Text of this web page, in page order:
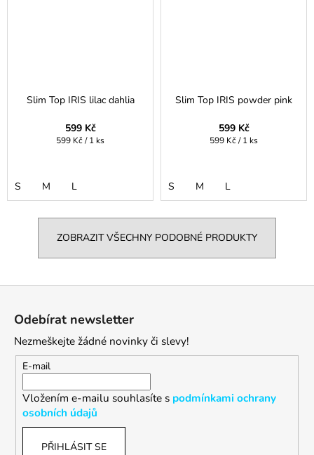
Slim Top IRIS lilac dahlia
599 Kč
Měrná
599 Kč / 1 ks
S M L
Slim Top IRIS powder pink
599 Kč
Měrná
599 Kč / 1 ks
S M L
ZOBRAZIT VŠECHNY PODOBNÉ PRODUKTY
Odebírat newsletter
Nezmeškejte žádné novinky či slevy!
E-mail
Vložením e-mailu souhlasíte s podmínkami ochrany
osobních údajů
PŘIHLÁSIT SE